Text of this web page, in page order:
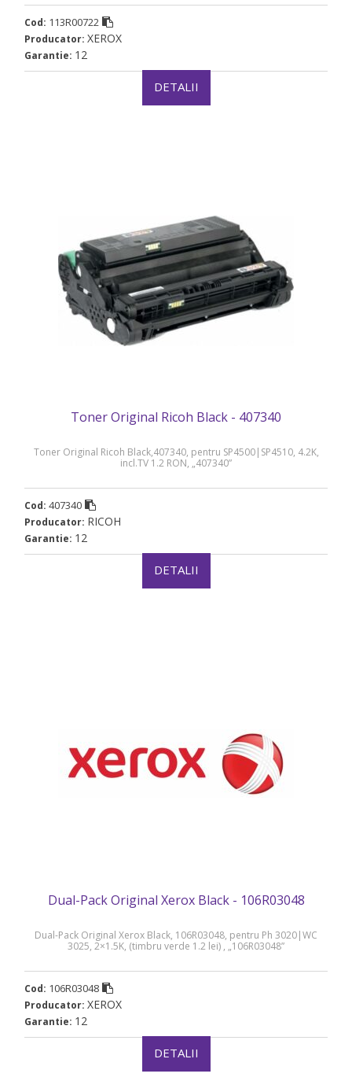
Cod: 113R00722
Producator: XEROX
Garantie: 12
DETALII
Toner Original Ricoh Black - 407340
Toner Original Ricoh Black,407340, pentru SP4500|SP4510, 4.2K,
incl.TV 1.2 RON, „407340”
Cod: 407340
Producator: RICOH
Garantie: 12
DETALII
Dual-Pack Original Xerox Black - 106R03048
Dual-Pack Original Xerox Black, 106R03048, pentru Ph 3020|WC
3025, 2×1.5K, (timbru verde 1.2 lei) , „106R03048”
Cod: 106R03048
Producator: XEROX
Garantie: 12
DETALII